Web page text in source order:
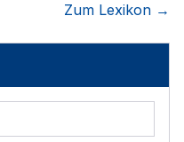
Zum Lexikon →